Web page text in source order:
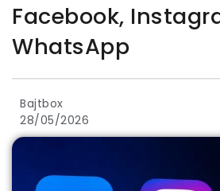
Facebook,
WhatsApp
Bajtbox
28/05/2026